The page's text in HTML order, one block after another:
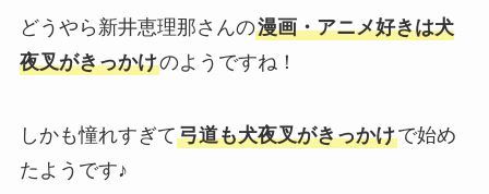
どうやら新井恵理那さんの漫画・アニメ好きは犬
夜叉がきっかけのようですね！
しかも憧れすぎて弓道も犬夜叉がきっかけで始め
たようです♪